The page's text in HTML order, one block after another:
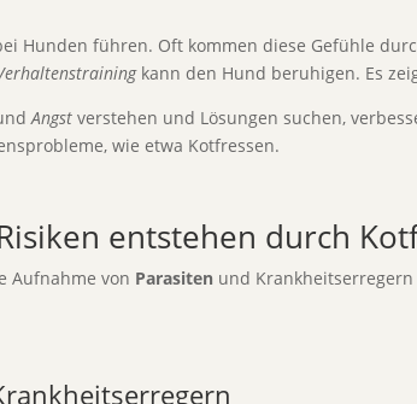
Hunden führen. Oft kommen diese Gefühle
kann den Hund beruhigen. Es
Angst verstehen und Lösungen suchen,
wie etwa Kotfressen.
entstehen durch
Aufnahme von Parasiten und